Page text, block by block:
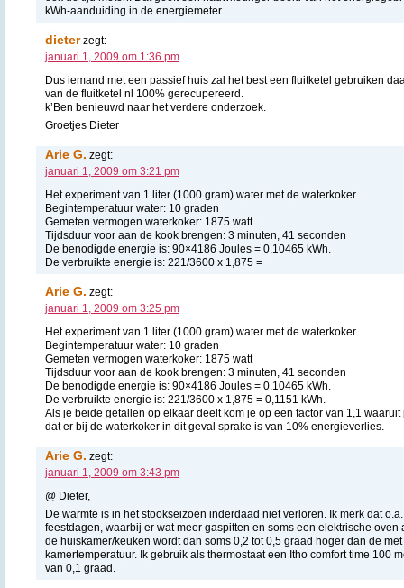
kWh-aanduiding in de energiemeter.
dieterzegt:
januari 1, 2009 om 1:36 pm
Dus iemand met een passief huis zal het best een fluitketel gebruiken
van de fluitketel nl 100% gerecupereerd.
k’Ben benieuwd naar het verdere onderzoek.
Groetjes Dieter
Arie G. zegt:
januari 1, 2009 om 3:21 pm
Het experiment van 1 liter (1000 gram) water met de waterkoker.
Begintemperatuur water: 10 graden
Gemeten vermogen waterkoker: 1875 watt
Tijdsduur voor aan de kook brengen: 3 minuten, 41 seconden
De benodigde energie is: 90×4186 Joules = 0,10465 kWh.
De verbruikte energie is: 221/3600 x 1,875 =
Arie G. zegt:
januari 1, 2009 om 3:25 pm
Het experiment van 1 liter (1000 gram) water met de waterkoker.
Begintemperatuur water: 10 graden
Gemeten vermogen waterkoker: 1875 watt
Tijdsduur voor aan de kook brengen: 3 minuten, 41 seconden
De benodigde energie is: 90×4186 Joules = 0,10465 kWh.
De verbruikte energie is: 221/3600 x 1,875 = 0,1151 kWh.
Als je beide getallen op elkaar deelt kom je op een factor van 1,1
dat er bij de waterkoker in dit geval sprake is van 10% energieverlies.
Arie G. zegt:
januari 1, 2009 om 3:43 pm
@ Dieter,
De warmte is in het stookseizoen inderdaad niet verloren. Ik merk dat
feestdagen, waarbij er wat meer gaspitten en soms een elektrische oven
de huiskamer/keuken wordt dan soms 0,2 tot 0,5 graad hoger dan de
kamertemperatuur. Ik gebruik als thermostaat een Itho comfort time 100
van 0,1 graad.